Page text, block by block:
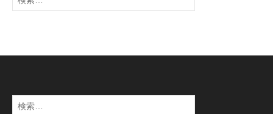
索:
検
索: